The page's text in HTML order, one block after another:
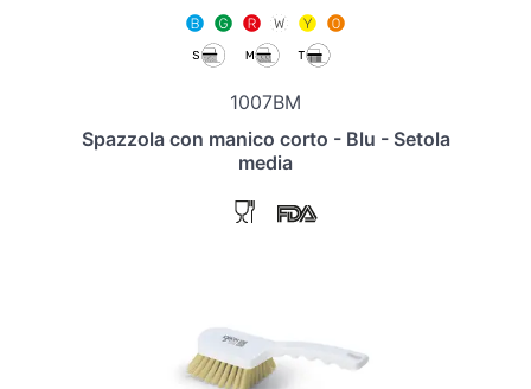
1007BM
Spazzola con manico corto - Blu - Setola
media